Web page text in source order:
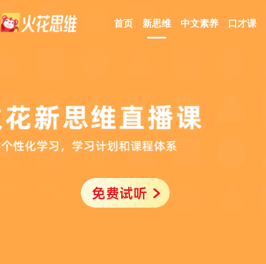
首页 新思维 中文素养 口才课